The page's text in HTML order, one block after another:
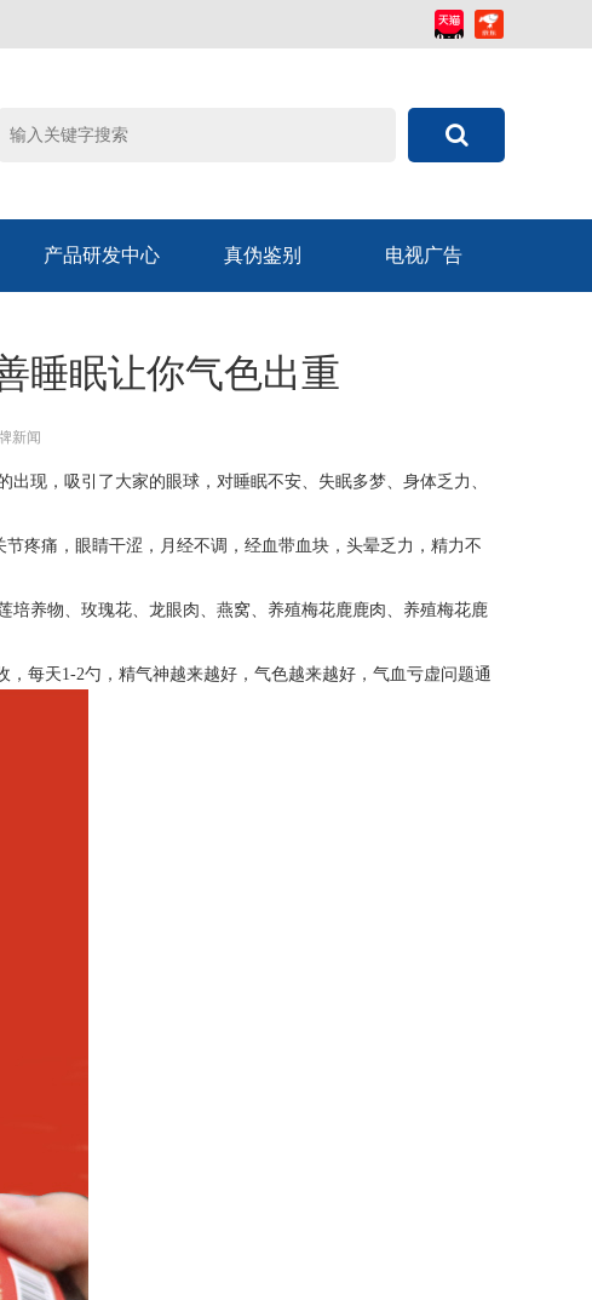
产品研发中心 真伪鉴别 电视广告
睡眠让你气色出重
新闻
出现，吸引了大家的眼球，对睡眠不安、失眠多梦、身体乏力、
疼痛，眼睛干涩，月经不调，经血带血块，头晕乏力，精力不
养物、玫瑰花、龙眼肉、燕窝、养殖梅花鹿鹿肉、养殖梅花鹿
每天1-2勺，精气神越来越好，气色越来越好，气血亏虚问题通